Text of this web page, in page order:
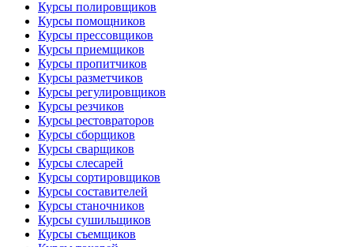
Курсы полировщиков
Курсы помощников
Курсы прессовщиков
Курсы приемщиков
Курсы пропитчиков
Курсы разметчиков
Курсы регулировщиков
Курсы резчиков
Курсы рестовраторов
Курсы сборщиков
Курсы сварщиков
Курсы слесарей
Курсы сортировщиков
Курсы составителей
Курсы станочников
Курсы сушильщиков
Курсы съемщиков